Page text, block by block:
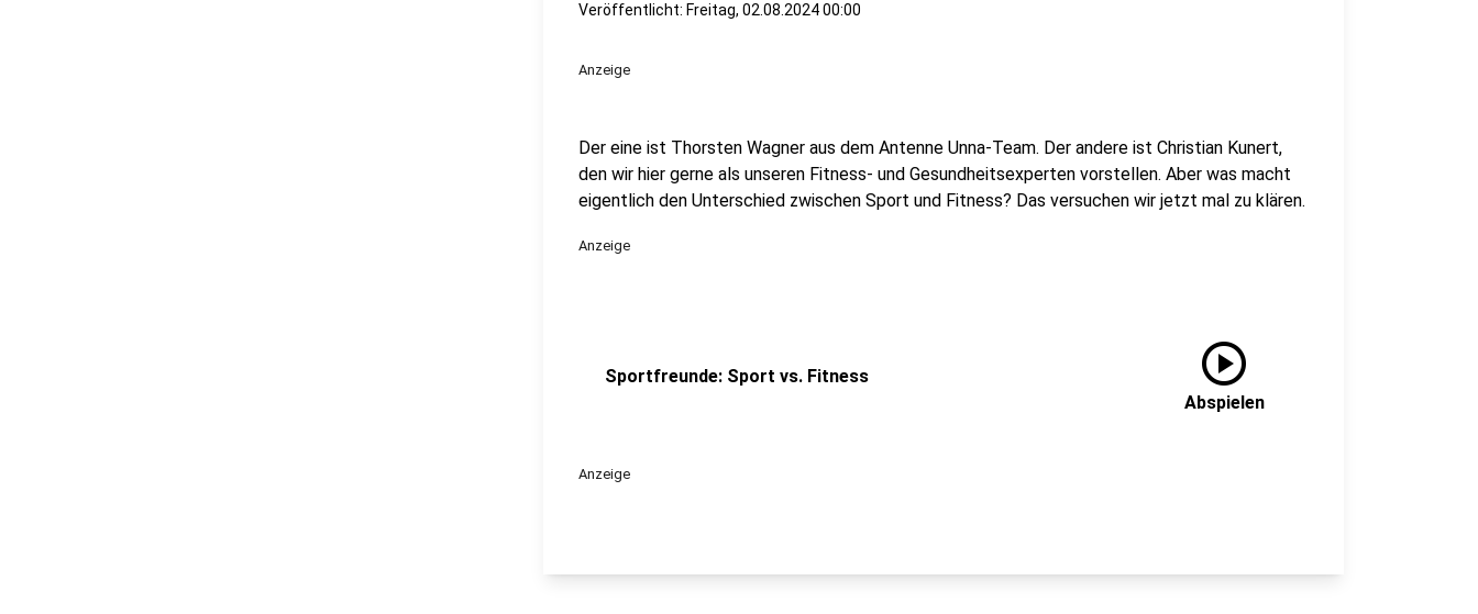
Veröffentlicht: Freitag, 02.08.2024 00:00
Anzeige
Der eine ist Thorsten Wagner aus dem Antenne Unna-Team. Der andere ist Christian Kunert,
den wir hier gerne als unseren Fitness- und Gesundheitsexperten vorstellen. Aber was macht
eigentlich den Unterschied zwischen Sport und Fitness? Das versuchen wir jetzt mal zu klären.
Anzeige
Sportfreunde: Sport vs. Fitness play_circle
Abspielen
Anzeige